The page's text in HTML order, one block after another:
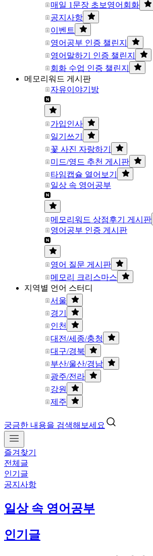
매일 1문장 초보영어회화
공지사항
이벤트
영어공부 인증 챌린지
영어말하기 인증 챌린지
회화 수업 인증 챌린지
메모리워드 게시판
자유이야기방
가입인사
일기쓰기
꽃 사진 자랑하기
미드/영드 추천 게시판
타임캡슐 열어보기
일상 속 영어공부
메모리워드 상점후기 게시판
영어공부 인증 게시판
영어 질문 게시판
메모리 크리스마스
지역별 언어 스터디
서울
경기
인천
대전/세종/충청
대구/경북
부산/울산/경남
광주/전라
강원
제주
궁금한 내용을 검색해보세요
즐겨찾기
전체글
인기글
공지사항
일상 속 영어공부
인기글